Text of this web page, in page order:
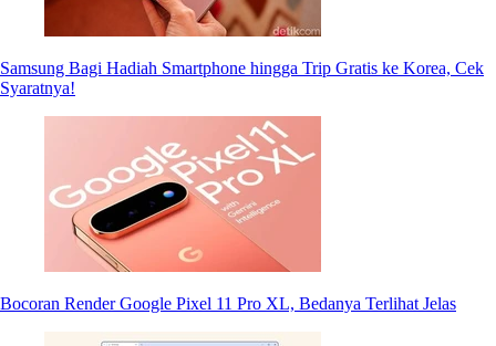
Samsung Bagi Hadiah Smartphone hingga Trip Gratis ke Korea, Cek
Syaratnya!
Bocoran Render Google Pixel 11 Pro XL, Bedanya Terlihat Jelas